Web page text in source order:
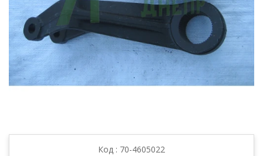
Код : 70-4605022